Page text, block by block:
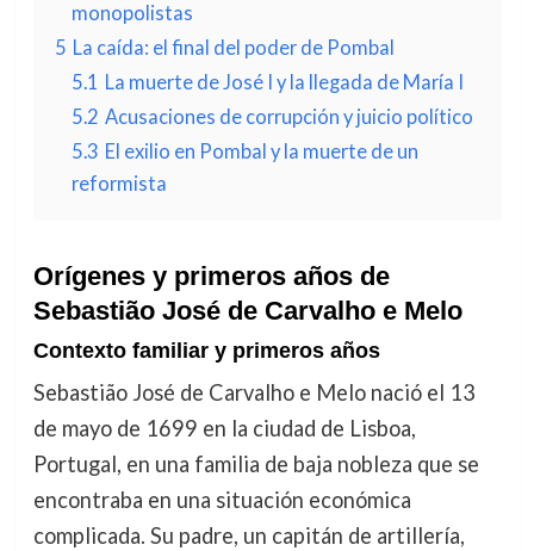
monopolistas
5 La caída: el final del poder de Pombal
5.1 La muerte de José I y la llegada de María I
5.2 Acusaciones de corrupción y juicio político
5.3 El exilio en Pombal y la muerte de un
reformista
Orígenes y primeros años de
Sebastião José de Carvalho e Melo
Contexto familiar y primeros años
Sebastião José de Carvalho e Melo nació el 13
de mayo de 1699 en la ciudad de Lisboa,
Portugal, en una familia de baja nobleza que se
encontraba en una situación económica
complicada. Su padre, un capitán de artillería,